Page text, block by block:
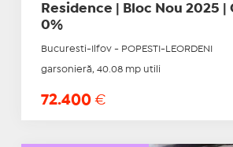
Residence | Bloc Nou 2025 |
0%
Bucuresti-Ilfov - POPESTI-LEORDENI
garsonieră, 40.08 mp utili
72.400 €